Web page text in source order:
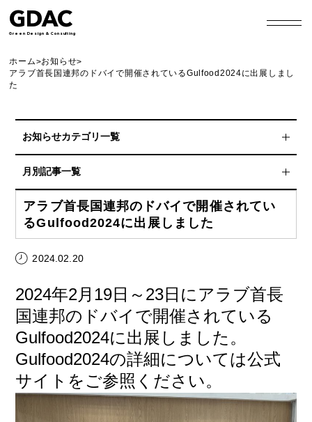
GDAC
Green Design & Consulting
ホーム>お知らせ>
アラブ首長国連邦のドバイで開催されているGulfood2024に出展しまし
た
お知らせカテゴリ一覧
スポンサーシップ
非常食アレンジレシピ
プレスリリース
HP更新情報
お知らせ
メディア掲載
月別記事一覧
2026年8月
2026年7月
2026年6月
2026年4月
2026年3月
2026年1月
2025年12月
アラブ首長国連邦のドバイで開催されてい
るGulfood2024に出展しました
2024.02.20
2024年2月19日～23日にアラブ首長
国連邦のドバイで開催されている
Gulfood2024に出展しました。
Gulfood2024の詳細については公式
サイト をご参照ください。